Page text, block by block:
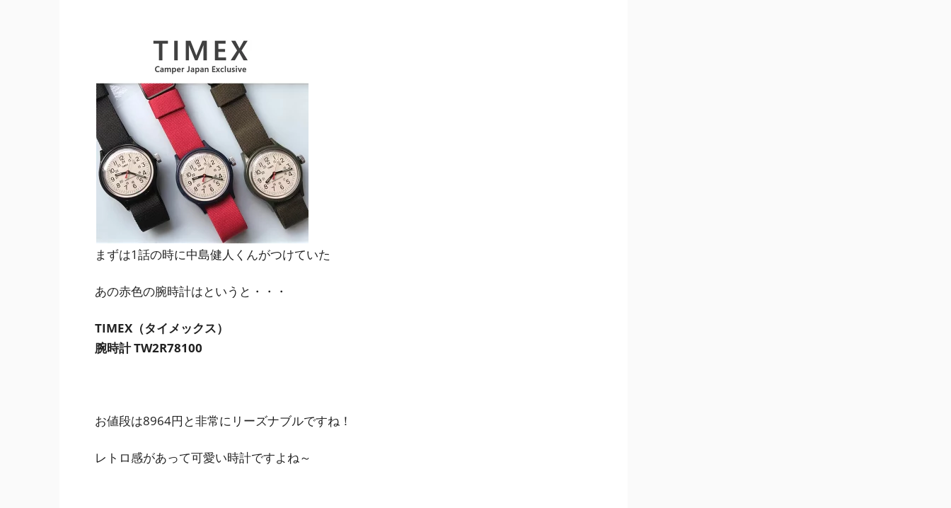
まずは1話の時に中島健人くんがつけていた
あの赤色の腕時計はというと・・・
TIMEX（タイメックス）
腕時計 TW2R78100
お値段は8964円 と非常にリーズナブルですね！
レトロ感があって可愛い時計ですよね～